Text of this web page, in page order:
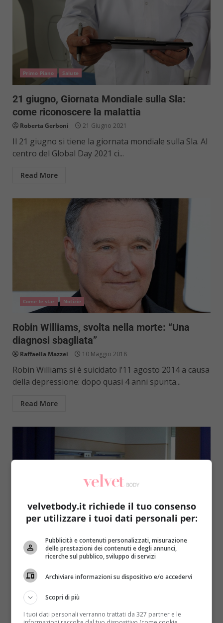
Primo Piano Salute
21 giugno, Giornata Mondiale sulla Sla:
come riconoscere la malattia
Roberta Gerboni 21 Giugno 2021
Il 21 giugno si tiene la giornata mondiale sulla Sla. Al
centro del Global Day 2021 ci...
Read More
Come le star Notizie
Robin Williams, svolta nella morte: “Una
diagnosi sbagliata”
Raffaella Mazzei 10 Maggio 2018
Robin Williams si è suicidato l’11 agosto 2014 a causa
della depressione: dopo quasi 4 anni spunta...
Read More
“Troppo giovane per il cancro”: il medico
sbaglia la diagnosi, ha solo 6 mesi di vita
Raffaella Mazzei
A Deanna Wilson, 35 anni, è stato diagnosticato un
tumore allo stato terminale. Tutta colpa di una...
velvetbody.it richiede il tuo consenso
per utilizzare i tuoi dati personali per:
Pubblicità e contenuti personalizzati, misurazione
delle prestazioni dei contenuti e degli annunci,
ricerche sul pubblico, sviluppo di servizi
Archiviare informazioni su dispositivo e/o accedervi
Scopri di più
I tuoi dati personali verranno trattati da 327 partner e le